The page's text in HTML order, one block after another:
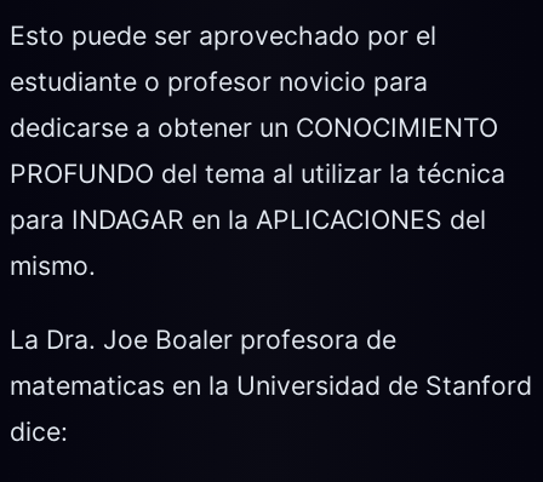
Esto puede ser aprovechado por el
estudiante o profesor novicio para
dedicarse a obtener un CONOCIMIENTO
PROFUNDO del tema al utilizar la técnica
para INDAGAR en la APLICACIONES del
mismo.
La Dra. Joe Boaler profesora de
matematicas en la Universidad de Stanford
dice: